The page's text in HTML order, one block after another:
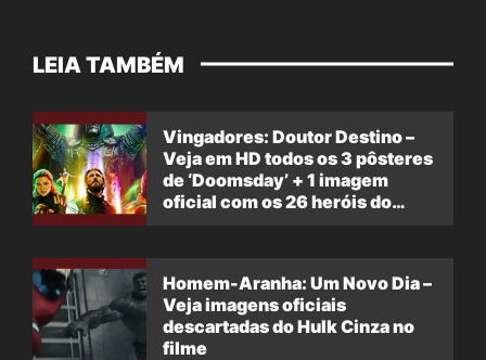
LEIA TAMBÉM
Vingadores: Doutor Destino –
Veja em HD todos os 3 pôsteres
de ‘Doomsday’ + 1 imagem
oficial com os 26 heróis do
Homem-Aranha: Um Novo Dia –
Veja imagens oficiais
descartadas do Hulk Cinza no
filme